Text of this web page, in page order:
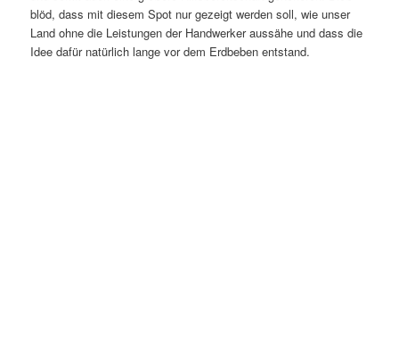
blöd, dass mit diesem Spot nur gezeigt werden soll, wie unser
Land ohne die Leistungen der Handwerker aussähe und dass die
Idee dafür natürlich lange vor dem Erdbeben entstand.